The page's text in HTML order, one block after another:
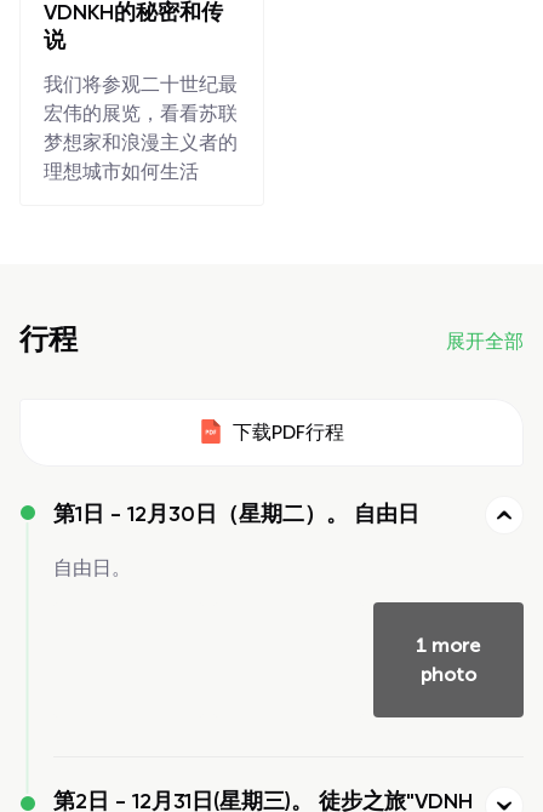
VDNKH的秘密和传
说
我们将参观二十世纪最
宏伟的展览，看看苏联
梦想家和浪漫主义者的
理想城市如何生活
行程 展开全部
下载PDF行程
第1日 - 12月30日（星期二）。 自由日
自由日。
1 more
photo
第2日 - 12月31日(星期三)。 徒步之旅"VDNH